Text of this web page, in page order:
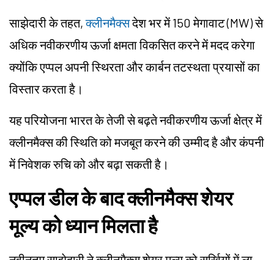
साझेदारी के तहत,क्लीनमैक्सदेश भर में 150 मेगावाट (MW) से
अधिक नवीकरणीय ऊर्जा क्षमता विकसित करने में मदद करेगा
क्योंकि एप्पल अपनी स्थिरता और कार्बन तटस्थता प्रयासों का
विस्तार करता है।
यह परियोजना भारत के तेजी से बढ़ते नवीकरणीय ऊर्जा क्षेत्र में
क्लीनमैक्स की स्थिति को मजबूत करने की उम्मीद है और कंपनी
में निवेशक रुचि को और बढ़ा सकती है।
एप्पल डील के बाद क्लीनमैक्स शेयर
मूल्य को ध्यान मिलता है